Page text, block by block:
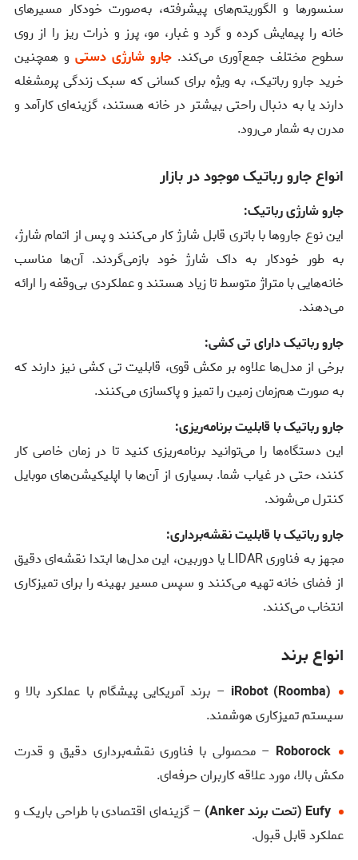
سنسورها و الگوریتم‌های پیشرفته، به‌صورت خودکار مسیرهای
خانه را پیمایش کرده و گرد و غبار، مو، پرز و ذرات ریز را از روی
سطوح مختلف جمع‌آوری می‌کند. جارو شارژی دستی و همچنین
خرید جارو رباتیک، به ویژه برای کسانی که سبک زندگی پرمشغله
دارند یا به دنبال راحتی بیشتر در خانه هستند، گزینه‌ای کارآمد و
مدرن به شمار می‌رود.
انواع جارو رباتیک موجود در بازار
جارو شارژی رباتیک:
این نوع جاروها با باتری قابل شارژ کار می‌کنند و پس از اتمام شارژ،
به طور خودکار به داک شارژ خود بازمی‌گردند. آن‌ها مناسب
خانه‌هایی با متراژ متوسط تا زیاد هستند و عملکردی بی‌وقفه را ارائه
می‌دهند.
جارو رباتیک دارای تی کشی:
برخی از مدل‌ها علاوه بر مکش قوی، قابلیت تی کشی نیز دارند که
به صورت هم‌زمان زمین را تمیز و پاکسازی می‌کنند.
جارو رباتیک با قابلیت برنامه‌ریزی:
این دستگاه‌ها را می‌توانید برنامه‌ریزی کنید تا در زمان خاصی کار
کنند، حتی در غیاب شما. بسیاری از آن‌ها با اپلیکیشن‌های موبایل
کنترل می‌شوند.
جارو رباتیک با قابلیت نقشه‌برداری:
مجهز به فناوری LIDAR یا دوربین، این مدل‌ها ابتدا نقشه‌ای دقیق
از فضای خانه تهیه می‌کنند و سپس مسیر بهینه را برای تمیزکاری
انتخاب می‌کنند.
انواع برند
iRobot (Roomba) – برند آمریکایی پیشگام با عملکرد بالا و
سیستم تمیزکاری هوشمند.
Roborock – محصولی با فناوری نقشه‌برداری دقیق و قدرت
مکش بالا، مورد علاقه کاربران حرفه‌ای.
Eufy (تحت برند Anker)
– گزینه‌ای اقتصادی با طراحی باریک و
عملکرد قابل قبول.